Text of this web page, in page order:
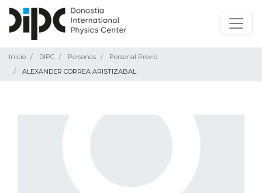
Inicio DIPC Personas
Personal Previo
ALEXANDER CORREA ARISTIZABAL